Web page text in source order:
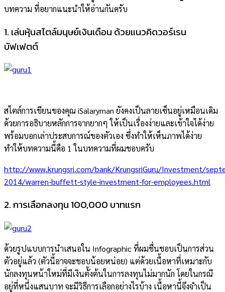
บทความ ที่อยากแนะนำให้อ่านกันครับ
1. เล่นหุ้นสไตล์มนุษย์เงินเดือน ด้วยแนวคิดวอร์เรน
บัฟเฟตต์
สไตล์การเขียนของคุณ iSalaryman ยังคงเป็นลายเซ็นอยู่เหมือนเดิม
ด้วยการอธิบายหลักการจากยากๆ ให้เป็นเรื่องง่ายและเข้าใจได้ง่าย
พร้อมบอกเล่าประสบการณ์ของตัวเอง ซึ่งทำให้เห็นภาพได้ง่าย
ทำให้บทความนี้คือ 1 ในบทความที่ผมชอบครับ
http://www.krungsri.com/bank/KrungsriGuru/Investment/
2014/warren-buffett-style-investment-for-employees.html
2. การเลือกลงทุน 100,000 บาทแรก
ด้วยรูปแบบการนำเสนอใน Infographic ที่ผมชื่นชอบเป็นการส่วน
ตัวอยู่แล้ว (ตัวนี้อาจจะชอบน้อยหน่อย) แต่ด้วยเนื้อหาที่เหมาะกับ
นักลงทุนหน้าใหม่ที่มีเงินตั้งต้นในการลงทุนไม่มากนัก โดยในกรณี
อยู่ที่หนึ่งแสนบาท จะมีวิธีการเลือกอย่างไรบ้าง เนื้อหานี้จึงจำเป็น